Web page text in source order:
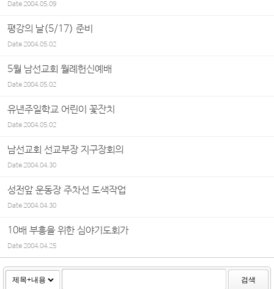
Date2004.05.09
평강의 날(5/17) 준비
Date2004.05.02
5월 남선교회 월례헌신예배
Date2004.05.02
유년주일학교 어린이 꽃잔치
Date2004.05.02
남선교회 선교부장 지구장회의
Date2004.04.30
성전앞 운동장 주차선 도색작업
Date2004.04.30
10배 부흥을 위한 심야기도회가
Date2004.04.25
검색